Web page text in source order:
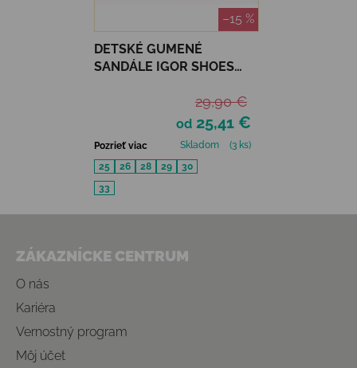
–15 %
DETSKÉ GUMENÉ
SANDÁLE IGOR SHOES
od 25,41 €
29,90 €
Pozrieť viac Skladom
(3 ks)
25
26 28 29
30
33
ZÁKAZNÍCKE CENTRUM
O nás
Kariéra
Vernostný program
Môj účet